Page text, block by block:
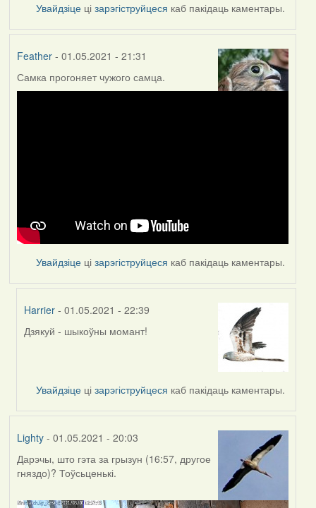
Увайдзіце цізарэгіструйцеся каб пакідаць каментары.
Feather- 01.05.2021 - 21:31
Самка прогоняет чужого самца.
Увайдзіце цізарэгіструйцеся каб пакідаць каментары.
Harrier - 01.05.2021 - 22:39
In
Feather
Дзякуй - шыкоўны момант!
Увайдзіце цізарэгіструйцеся каб пакідаць каментары.
Lighty- 01.05.2021 - 20:03
Дарэчы, што гэта за грызун (16:57, другое
гняздо)? Тоўсьценькі.